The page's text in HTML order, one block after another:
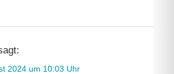
2024 um 10:03 Uhr